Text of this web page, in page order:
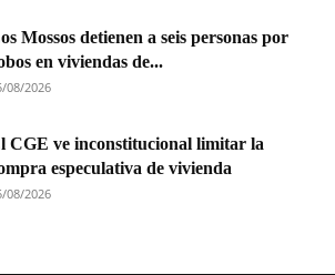
Mossos detienen a seis personas por
en viviendas de...
08/2026
CGE ve inconstitucional limitar la
especulativa de vivienda
08/2026